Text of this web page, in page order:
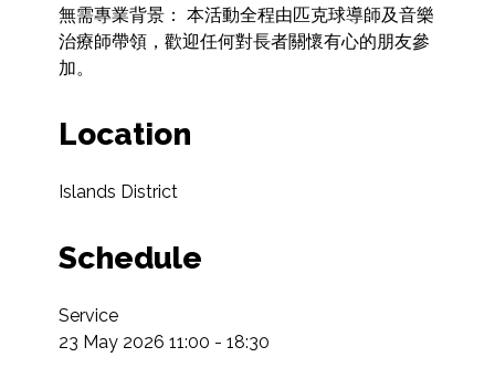
無需專業背景： 本活動全程由匹克球導師及音樂
治療師帶領，歡迎任何對長者關懷有心的朋友參
加。
Location
Islands District
Schedule
Service
23 May 2026 11:00 - 18:30